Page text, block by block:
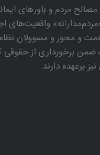
مصالح مردم و باورهای
واقعیت‌های
و محور و مسوولان
برخورداری از
برعهده دارند.